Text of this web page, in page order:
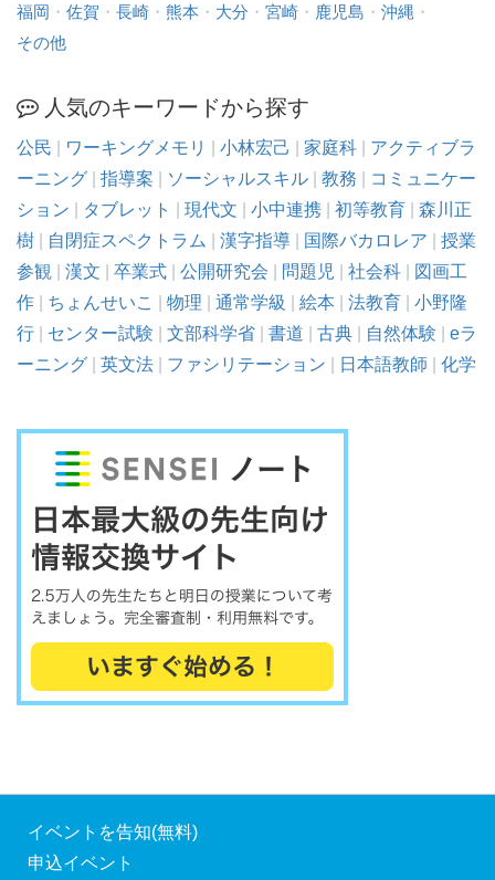
福岡 ・ 佐賀 ・ 長崎 ・ 熊本 ・ 大分 ・ 宮崎 ・ 鹿児島 ・ 沖縄 ・
その他
人気のキーワードから探す
公民 ワーキングメモリ 小林宏己 家庭科
アクティブラ
ーニング
指導案 ソーシャルスキル 教務
コミュニケー
ション
タブレット 現代文 小中連携 初等教育
森川正
樹
自閉症スペクトラム 漢字指導 国際バカロレア
授業
参観
漢文 卒業式 公開研究会 問題児 社会科
図画工
作
ちょんせいこ 物理 通常学級 絵本 法教育
小野隆
行
センター試験 文部科学省 書道 古典 自然体験
eラ
ーニング
英文法 ファシリテーション 日本語教師 化学
イベントを告知(無料)
申込イベント